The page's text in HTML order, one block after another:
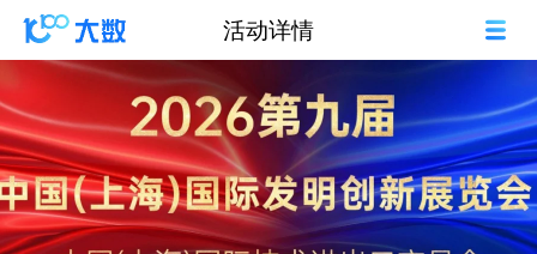
活动详情